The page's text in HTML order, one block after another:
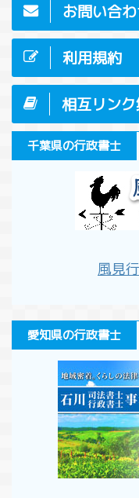
お問い合
利用規約
相互リン
千葉県の行政書士
風見
愛知県の行政書士